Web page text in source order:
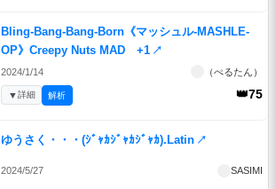
Bling-Bang-Bang-Born《マッシュル-MASHLE-
OP》Creepy Nuts MAD +1 ↗
2024/1/14 （ぺるたん）
👑75
▼詳細 解析
ゆうさく・・・(ｼﾞｬｶｼﾞｬｶｼﾞｬｶ).Latin ↗
2024/5/27 SASIMI